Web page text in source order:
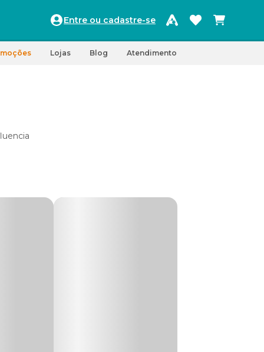
Entre ou cadastre-se
Lojas Blog Atendimento